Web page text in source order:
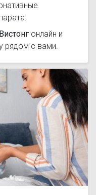
онлайн и
рядом с вами.